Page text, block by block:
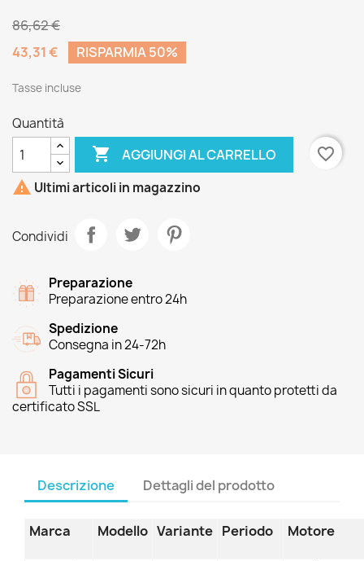
86,62 €
43,31 €
RISPARMIA 50%
Tasse incluse
Quantità
 AGGIUNGI AL CARRELLO
favorite_border
 Ultimi articoli in magazzino
Condividi
Preparazione
Preparazione entro 24h
Spedizione
Consegna in 24-72h
Pagamenti Sicuri
Tutti i pagamenti sono sicuri in quanto protetti da
certificato SSL
Descrizione Dettagli del prodotto
Marca Modello Variante Periodo Motore